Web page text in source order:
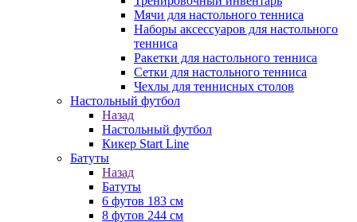
Мячи для настольного тенниса
Наборы аксессуаров для настольного
тенниса
Ракетки для настольного тенниса
Сетки для настольного тенниса
Чехлы для теннисных столов
Настольный футбол
Назад
Настольный футбол
Кикер Start Line
Батуты
Назад
Батуты
6 футов 183 см
8 футов 244 см